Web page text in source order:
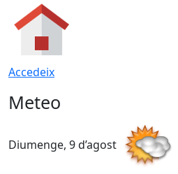
Accedeix
Meteo
Diumenge, 9 d’agost